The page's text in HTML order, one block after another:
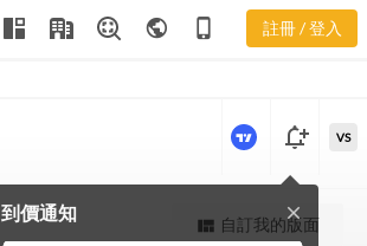
public phone_iphone 註冊 / 登入
更強大的進階價量圖表
notification_add
到價通知 close
VS
view_quilt 自訂我的版面